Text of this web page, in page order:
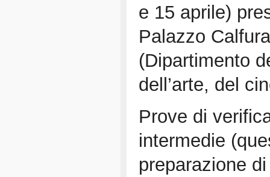
e 15 aprile)
Palazzo
(Dipartimento
dell’arte, del
Prove di
intermedie
preparazione